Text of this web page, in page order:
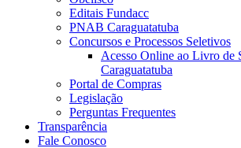
Editais Fundacc
PNAB Caraguatatuba
Concursos e Processos Seletivos
Acesso Online ao Livro de
Caraguatatuba
Portal de Compras
Legislação
Perguntas Frequentes
Transparência
Fale Conosco